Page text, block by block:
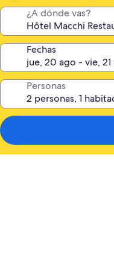
¿A dónde vas?
Fechas
Personas